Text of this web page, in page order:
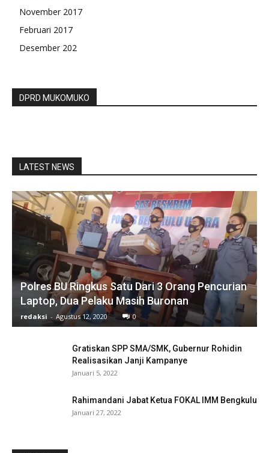
November 2017
Februari 2017
Desember 202
DPRD MUKOMUKO
LATEST NEWS
Polres BU Ringkus Satu Dari 3 Orang Pencurian
Laptop, Dua Pelaku Masih Buronan
redaksi - Agustus 12, 2020 0
Gratiskan SPP SMA/SMK, Gubernur Rohidin
Realisasikan Janji Kampanye
Januari 5, 2022
Rahimandani Jabat Ketua FOKAL IMM Bengkulu
Januari 27, 2022